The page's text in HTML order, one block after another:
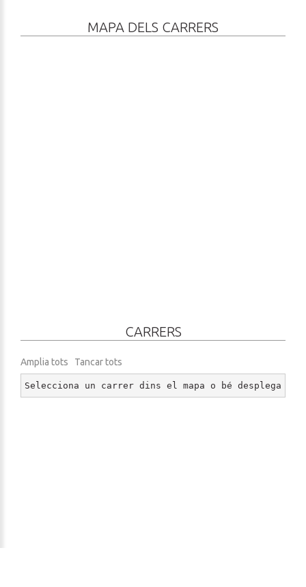
MAPA DELS CARRERS
CARRERS
Amplia tots Tancar tots
Selecciona un carrer dins el mapa o bé desplega